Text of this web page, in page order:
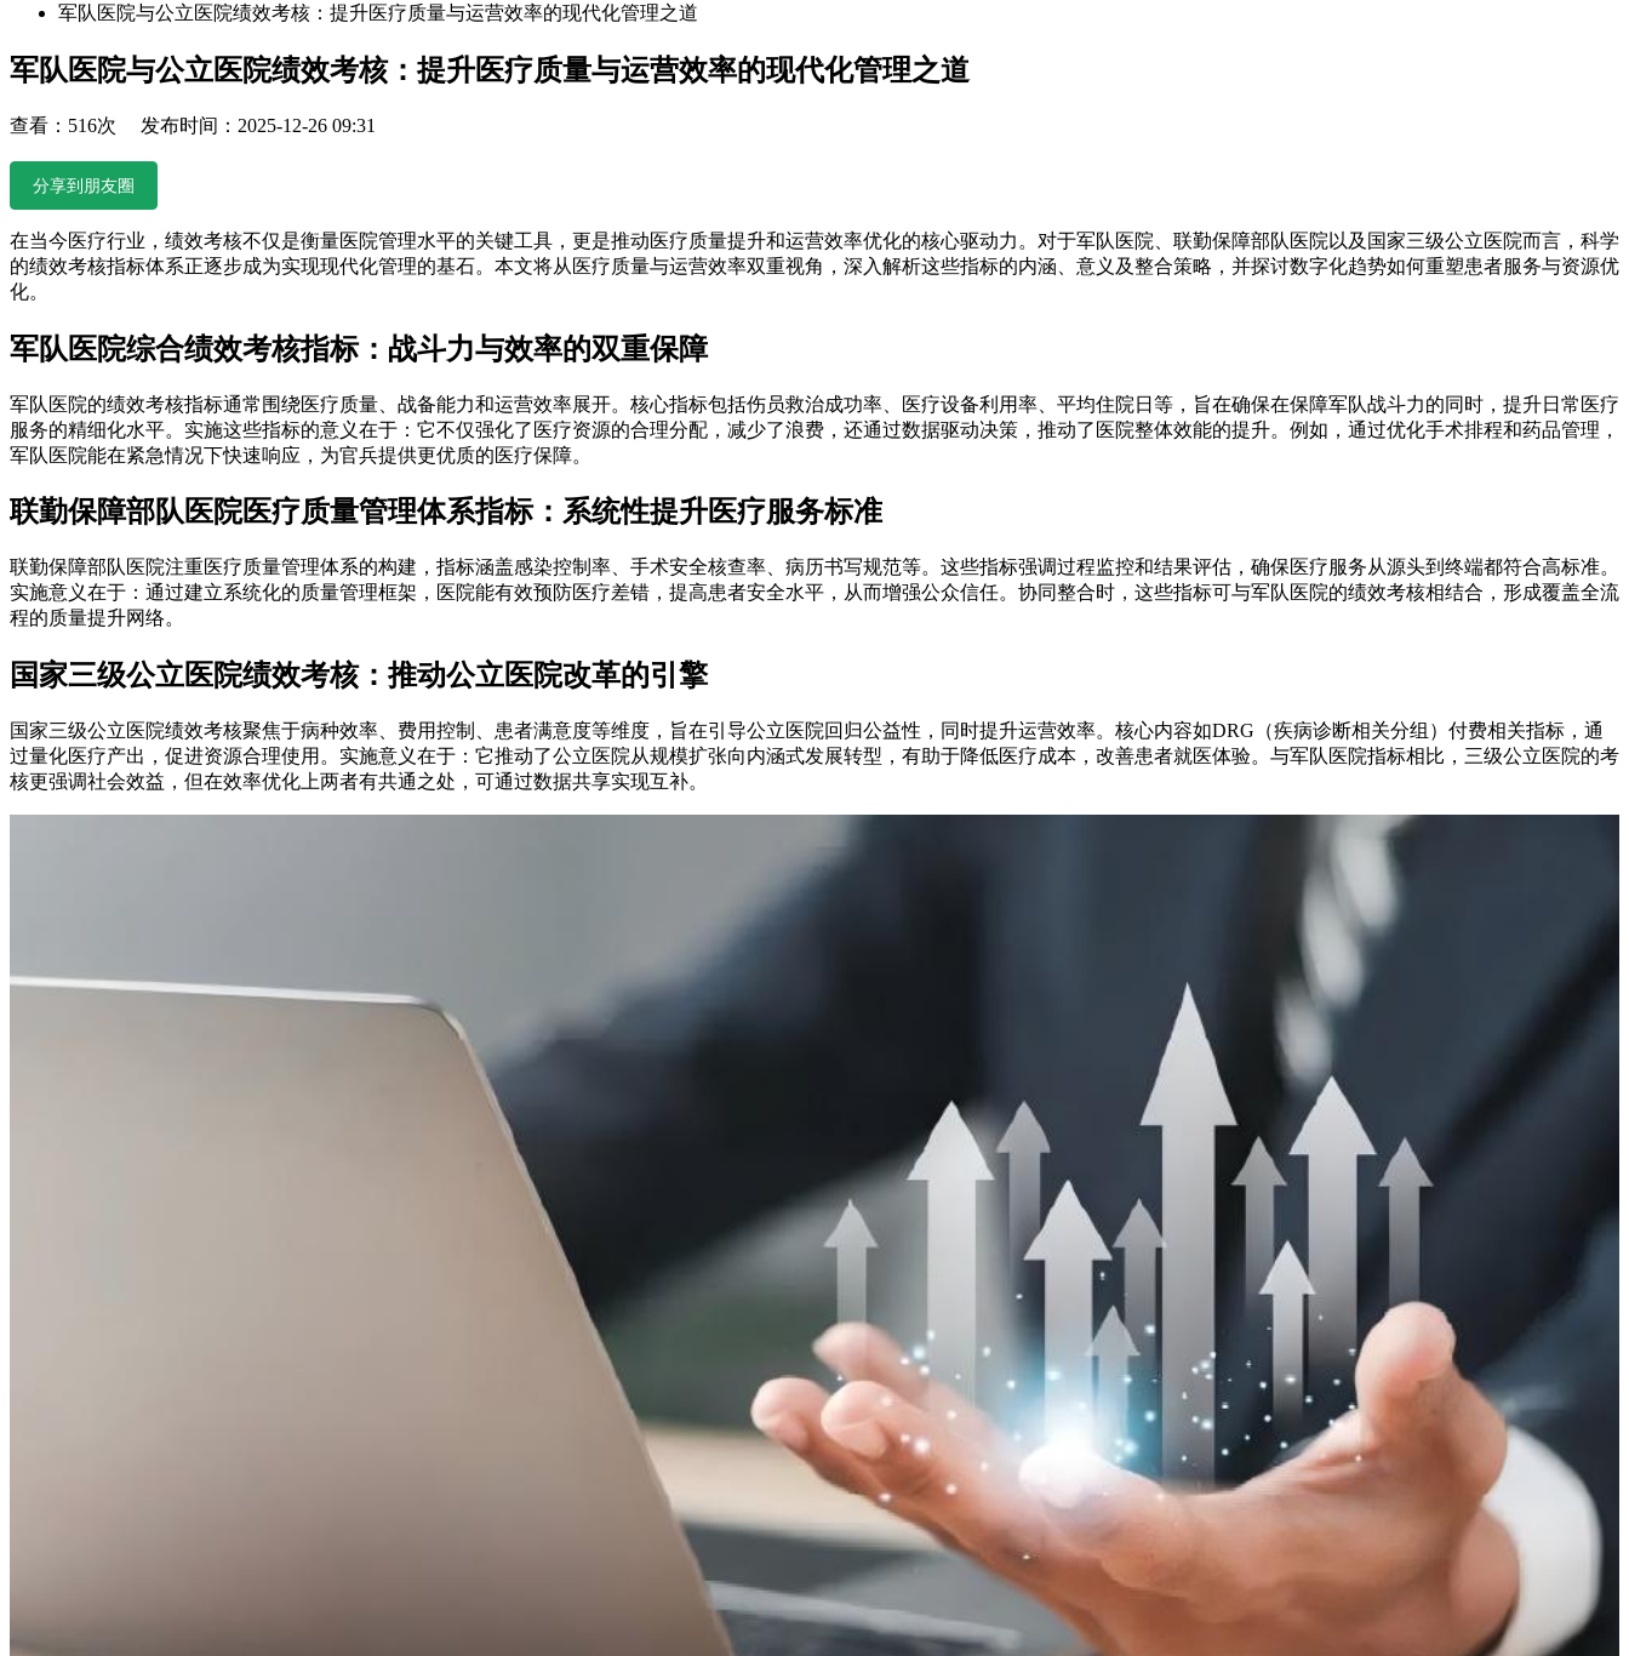
军队医院与公立医院绩效考核：提升医疗质量与运营效率的现代化管理之道
军队医院与公立医院绩效考核：提升医疗质量与运营效率的现代化管理之道
查看：516次 发布时间：2025-12-26 09:31
分享到朋友圈
在当今医疗行业，绩效考核不仅是衡量医院管理水平的关键工具，更是推动医疗质量提升和运营效率优化的核心驱动力。对于军队医院、联勤保障部队医院以及国家三级公立医院而言，科学
的绩效考核指标体系正逐步成为实现现代化管理的基石。本文将从医疗质量与运营效率双重视角，深入解析这些指标的内涵、意义及整合策略，并探讨数字化趋势如何重塑患者服务与资源优
化。
军队医院综合绩效考核指标：战斗力与效率的双重保障
军队医院的绩效考核指标通常围绕医疗质量、战备能力和运营效率展开。核心指标包括伤员救治成功率、医疗设备利用率、平均住院日等，旨在确保在保障军队战斗力的同时，提升日常医疗
服务的精细化水平。实施这些指标的意义在于：它不仅强化了医疗资源的合理分配，减少了浪费，还通过数据驱动决策，推动了医院整体效能的提升。例如，通过优化手术排程和药品管理，
军队医院能在紧急情况下快速响应，为官兵提供更优质的医疗保障。
联勤保障部队医院医疗质量管理体系指标：系统性提升医疗服务标准
联勤保障部队医院注重医疗质量管理体系的构建，指标涵盖感染控制率、手术安全核查率、病历书写规范等。这些指标强调过程监控和结果评估，确保医疗服务从源头到终端都符合高标准。
实施意义在于：通过建立系统化的质量管理框架，医院能有效预防医疗差错，提高患者安全水平，从而增强公众信任。协同整合时，这些指标可与军队医院的绩效考核相结合，形成覆盖全流
程的质量提升网络。
国家三级公立医院绩效考核：推动公立医院改革的引擎
国家三级公立医院绩效考核聚焦于病种效率、费用控制、患者满意度等维度，旨在引导公立医院回归公益性，同时提升运营效率。核心内容如DRG（疾病诊断相关分组）付费相关指标，通
过量化医疗产出，促进资源合理使用。实施意义在于：它推动了公立医院从规模扩张向内涵式发展转型，有助于降低医疗成本，改善患者就医体验。与军队医院指标相比，三级公立医院的考
核更强调社会效益，但在效率优化上两者有共通之处，可通过数据共享实现互补。